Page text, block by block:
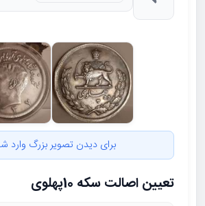
برای دیدن تصویر بزرگ وارد
تعیین اصالت سکه 10پهلوی